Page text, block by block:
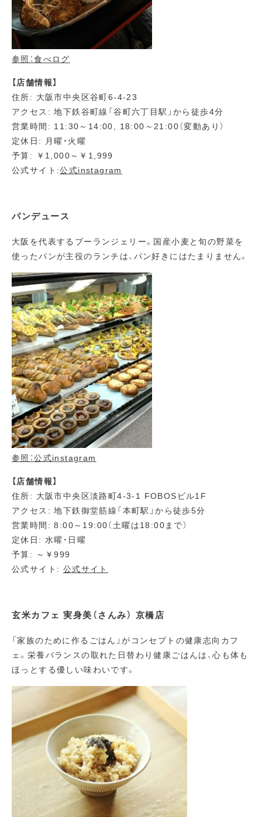
参照：食べログ
【店舗情報】
住所: 大阪市中央区谷町6-4-23
アクセス: 地下鉄谷町線「谷町六丁目駅」から徒歩4分
営業時間: 11:30～14:00, 18:00～21:00（変動あり）
定休日: 月曜・火曜
予算: ￥1,000～￥1,999
公式サイト:公式instagram
パンデュース
大阪を代表するブーランジェリー。国産小麦と旬の野菜を
使ったパンが主役のランチは、パン好きにはたまりません。
参照：公式instagram
【店舗情報】
住所: 大阪市中央区淡路町4-3-1 FOBOSビル1F
アクセス: 地下鉄御堂筋線「本町駅」から徒歩5分
営業時間: 8:00～19:00（土曜は18:00まで）
定休日: 水曜・日曜
予算: ～￥999
公式サイト: 公式サイト
玄米カフェ 実身美（さんみ） 京橋店
「家族のために作るごはん」がコンセプトの健康志向カフ
ェ。栄養バランスの取れた日替わり健康ごはんは、心も体も
ほっとする優しい味わいです。